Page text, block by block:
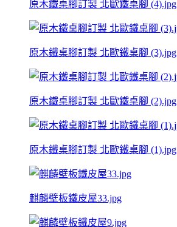
原木鐵桌腳訂製 北歐鐵桌腳 (4).jpg
原木鐵桌腳訂製 北歐鐵桌腳 (3).jpg
原木鐵桌腳訂製 北歐鐵桌腳 (2).jpg
原木鐵桌腳訂製 北歐鐵桌腳 (1).jpg
麒麟壁板鐵皮屋33.jpg